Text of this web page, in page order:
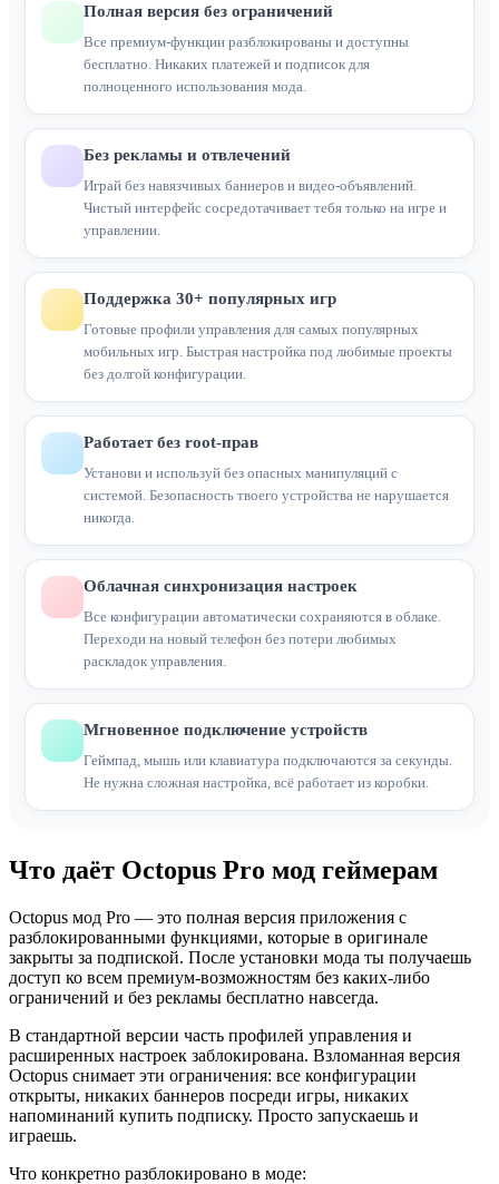
Полная версия без ограничений
Все премиум-функции разблокированы и доступны
бесплатно. Никаких платежей и подписок для
полноценного использования мода.
Без рекламы и отвлечений
Играй без навязчивых баннеров и видео-объявлений.
Чистый интерфейс сосредотачивает тебя только на игре и
управлении.
Поддержка 30+ популярных игр
Готовые профили управления для самых популярных
мобильных игр. Быстрая настройка под любимые проекты
без долгой конфигурации.
Работает без root-прав
Установи и используй без опасных манипуляций с
системой. Безопасность твоего устройства не нарушается
никогда.
Облачная синхронизация настроек
Все конфигурации автоматически сохраняются в облаке.
Переходи на новый телефон без потери любимых
раскладок управления.
Мгновенное подключение устройств
Геймпад, мышь или клавиатура подключаются за секунды.
Не нужна сложная настройка, всё работает из коробки.
Что даёт Octopus Pro мод геймерам
Octopus мод Pro — это полная версия приложения с
разблокированными функциями, которые в оригинале
закрыты за подпиской. После установки мода ты получаешь
доступ ко всем премиум-возможностям без каких-либо
ограничений и без рекламы бесплатно навсегда.
В стандартной версии часть профилей управления и
расширенных настроек заблокирована. Взломанная версия
Octopus снимает эти ограничения: все конфигурации
открыты, никаких баннеров посреди игры, никаких
напоминаний купить подписку. Просто запускаешь и
играешь.
Что конкретно разблокировано в моде: